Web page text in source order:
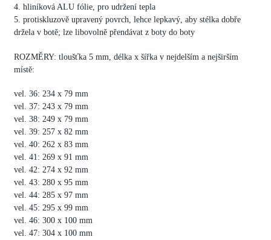
4. hliníková ALU fólie, pro udržení tepla
5. protiskluzově upravený povrch, lehce lepkavý, aby stélka dobře
držela v botě; lze libovolně přendávat z boty do boty
ROZMĚRY: tloušťka 5 mm, délka x šířka v nejdelším a nejširším
místě:
vel. 36: 234 x 79 mm
vel. 37: 243 x 79 mm
vel. 38: 249 x 79 mm
vel. 39: 257 x 82 mm
vel. 40: 262 x 83 mm
vel. 41: 269 x 91 mm
vel. 42: 274 x 92 mm
vel. 43: 280 x 95 mm
vel. 44: 285 x 97 mm
vel. 45: 295 x 99 mm
vel. 46: 300 x 100 mm
vel. 47: 304 x 100 mm